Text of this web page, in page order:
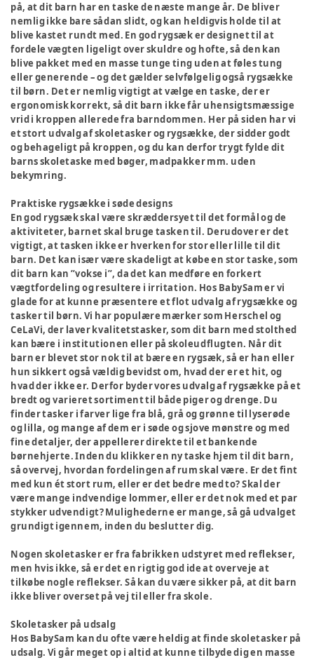
på, at dit barn har en taske de næste mange år. De bliver
nemlig ikke bare sådan slidt, og kan heldigvis holde til at
blive kastet rundt med. En god rygsæk er designet til at
fordele vægten ligeligt over skuldre og hofte, så den kan
blive pakket med en masse tunge ting uden at føles tung
eller generende – og det gælder selvfølgelig også rygsække
til børn. Det er nemlig vigtigt at vælge en taske, der er
ergonomisk korrekt, så dit barn ikke får uhensigtsmæssige
vrid i kroppen allerede fra barndommen. Her på siden har vi
et stort udvalg af skoletasker og rygsække, der sidder godt
og behageligt på kroppen, og du kan derfor trygt fylde dit
barns skoletaske med bøger, madpakker mm. uden
bekymring.
Praktiske rygsække i søde designs
En god rygsæk skal være skræddersyet til det formål og de
aktiviteter, barnet skal bruge tasken til. Derudover er det
vigtigt, at tasken ikke er hverken for stor eller lille til dit
barn. Det kan især være skadeligt at købe en stor taske, som
dit barn kan ”vokse i”, da det kan medføre en forkert
vægtfordeling og resultere i irritation. Hos BabySam er vi
glade for at kunne præsentere et flot udvalg af rygsække og
tasker til børn. Vi har populære mærker som Herschel og
CeLaVi, der laver kvalitetstasker, som dit barn med stolthed
kan bære i institutionen eller på skoleudflugten. Når dit
barn er blevet stor nok til at bære en rygsæk, så er han eller
hun sikkert også vældig bevidst om, hvad der er et hit, og
hvad der ikke er. Derfor byder vores udvalg af rygsække på et
bredt og varieret sortiment til både piger og drenge. Du
finder tasker i farver lige fra blå, grå og grønne til lyserøde
og lilla, og mange af dem er i søde og sjove mønstre og med
fine detaljer, der appellerer direkte til et bankende
børnehjerte. Inden du klikker en ny taske hjem til dit barn,
så overvej, hvordan fordelingen af rum skal være. Er det fint
med kun ét stort rum, eller er det bedre med to? Skal der
være mange indvendige lommer, eller er det nok med et par
stykker udvendigt? Mulighederne er mange, så gå udvalget
grundigt igennem, inden du beslutter dig.
Nogen skoletasker er fra fabrikken udstyret med reflekser,
men hvis ikke, så er det en rigtig god ide at overveje at
tilkøbe nogle reflekser. Så kan du være sikker på, at dit barn
ikke bliver overset på vej til eller fra skole.
Skoletasker på udsalg
Hos BabySam kan du ofte være heldig at finde skoletasker på
udsalg. Vi går meget op i altid at kunne tilbyde dig en masse